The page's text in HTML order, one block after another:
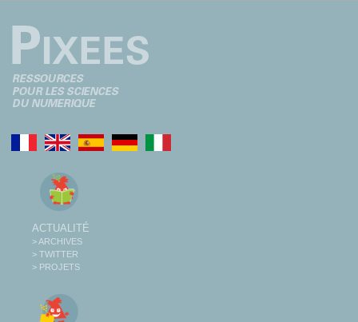
ACTUALITÉ
> ARCHIVES
> TWITTER
> PROJETS